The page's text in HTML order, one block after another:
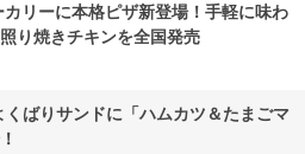
リーに本格ピザ新登場！手軽に味わ
り焼きチキンを全国発売
くばりサンドに「ハムカツ＆たまごマ